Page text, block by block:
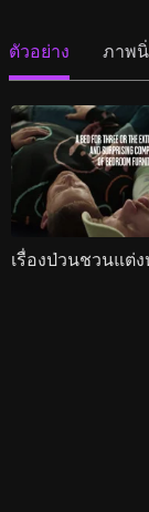
ตัวอย่าง ภาพ
เรื่องป่วนชวนแต่